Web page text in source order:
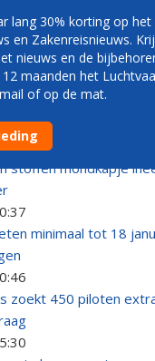
neemt het
stoffen mondkapje
minimaal tot 18
zoekt 450 piloten
lang 30% korting op het
en Zakenreisnieuws.
nieuws en de
maanden het
of op de mat.